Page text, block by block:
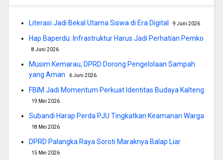
Literasi Jadi Bekal Utama Siswa di Era Digital 9 Juni 2026
Hap Baperdu: Infrastruktur Harus Jadi Perhatian Pemko
8 Juni 2026
Musim Kemarau, DPRD Dorong Pengelolaan Sampah
yang Aman
6 Juni 2026
FBIM Jadi Momentum Perkuat Identitas Budaya Kalteng
19 Mei 2026
Subandi Harap Perda PJU Tingkatkan Keamanan Warga
18 Mei 2026
DPRD Palangka Raya Soroti Maraknya Balap Liar
15 Mei 2026